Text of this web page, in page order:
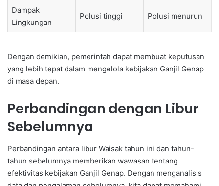
Dampak
Lingkungan
Polusi tinggi Polusi menurun
Dengan demikian, pemerintah dapat membuat keputusan
yang lebih tepat dalam mengelola kebijakan Ganjil Genap
di masa depan.
Perbandingan dengan Libur
Sebelumnya
Perbandingan antara libur Waisak tahun ini dan tahun-
tahun sebelumnya memberikan wawasan tentang
efektivitas kebijakan Ganjil Genap. Dengan menganalisis